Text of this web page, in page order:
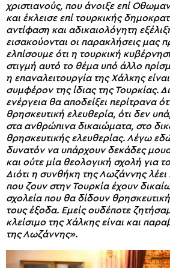
χριστιανούς, που άνοιξε επί
και έκλεισε επί τουρκικής
αντίφαση και αδικαιολόγητη
εισακούονται οι παρακλήσεις μας
ελπίσουμε ότι η τουρκική
στιγμή αυτό το θέμα υπό άλλο
η επαναλειτουργία της Χάλκης
συμφέρον της ίδιας της Τουρκίας.
ενέργεια θα αποδείξει περίτρανα
θρησκευτική ελευθερία, ότι δεν
στα ανθρώπινα δικαιώματα, στο
θρησκευτικής ελευθερίας. Λέγω εδώ
δυνατόν να υπάρχουν δεκάδες
και ούτε μία θεολογική σχολή για
Διότι η συνθήκη της Λωζάννης λέει
που ζουν στην Τουρκία έχουν
σχολεία που θα δίδουν
τους έξοδα. Εμείς ουδέποτε
κλείσιμο της Χάλκης είναι και
της Λωζάννης».